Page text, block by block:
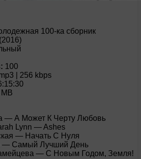
100-ка сборник
100
| 256 kbps
— А Может К Черту Любовь
Lynn — Ashes
— Начать С Нуля
— Самый Лучший День
— С Новым Годом, Земля!